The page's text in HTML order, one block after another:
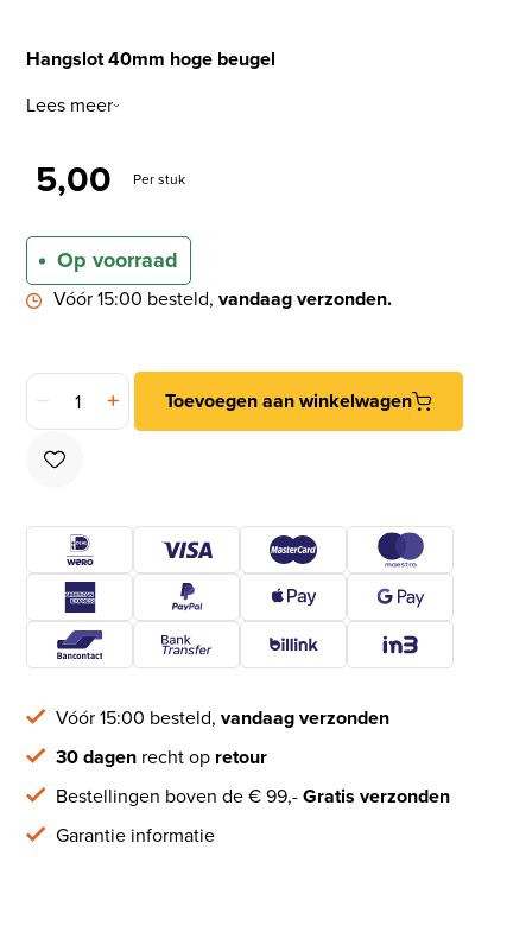
Hangslot 40mm hoge beugel
Lees meer
5,00 Per stuk
Op voorraad
Vóór 15:00 besteld,vandaag verzonden.
DX Hangslot 40mm hoge beugel aantal
Toevoegen aan winkelwagen
Vóór 15:00 besteld,vandaag verzonden
30 dagen recht op retour
Bestellingen boven de € 99,-Gratis verzonden
Garantie informatie